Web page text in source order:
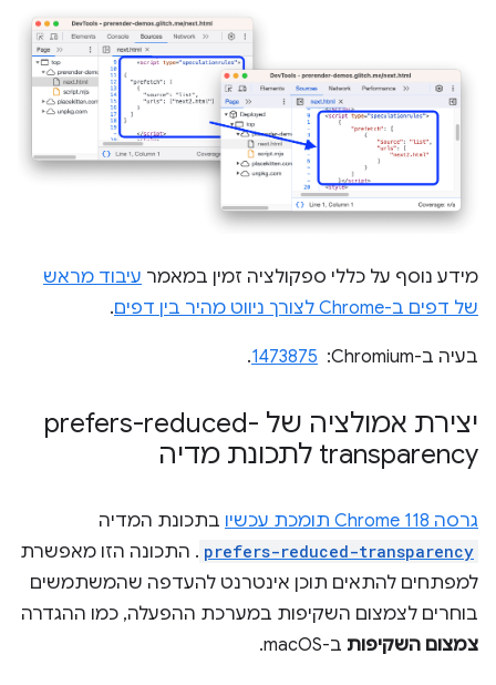
מידע נוסף על כללי ספקולציה זמין במאמר עיבוד מראש
של דפים ב-Chrome לצורך ניווט מהיר בין דפים
.
בעיה ב-Chromium: ‏ 1473875
.
יצירת אמולציה של prefers-reduced-
transparency לתכונת מדיה
גרסה Chrome 118 תומכת עכשיו בתכונת המדיה
prefers-reduced-transparency . התכונה הזו מאפשרת
למפתחים להתאים תוכן אינטרנט להעדפה שהמשתמשים
בוחרים לצמצום השקיפות במערכת ההפעלה, כמו ההגדרה
צמצום השקיפות ב-macOS.